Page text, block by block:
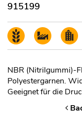
915199
NBR (Nitrilgummi)-
Polyestergarnen.
Geeignet für die